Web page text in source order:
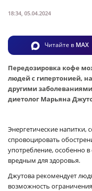
18:34, 05.04.2024
Читайте в MAX
Передозировка кофе
людей с гипертонией,
другими
диетолог Марьяна
Энергетические
спровоцировать
употребление, особенно
вредным для здоровья.
Джутова рекомендует
возможность